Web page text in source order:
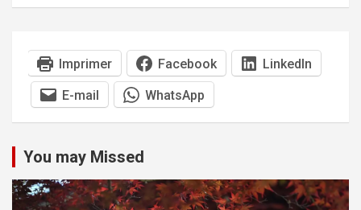
Imprimer Facebook LinkedIn
E-mail WhatsApp
You may Missed